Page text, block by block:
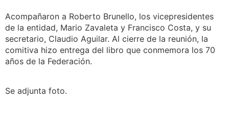
Acompañaron a Roberto Brunello, los vicepresidentes
de la entidad, Mario Zavaleta y Francisco Costa, y su
secretario, Claudio Aguilar. Al cierre de la reunión, la
comitiva hizo entrega del libro que conmemora los 70
años de la Federación.
Se adjunta foto.